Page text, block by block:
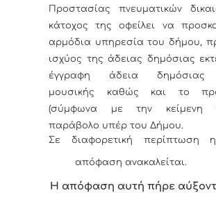
Προστασίας πνευματικών
κάτοχος της οφείλει να
αρμόδια υπηρεσία του δήμου,
ισχύος της άδειας δημόσιας
έγγραφη άδεια δημόσιας
μουσικής καθώς και το
(σύμφωνα με την κείμενη
παράβολο υπέρ του Δήμου.
Σε διαφορετική περίπτωση
απόφαση ανακαλείται.
Η απόφαση αυτή πήρε